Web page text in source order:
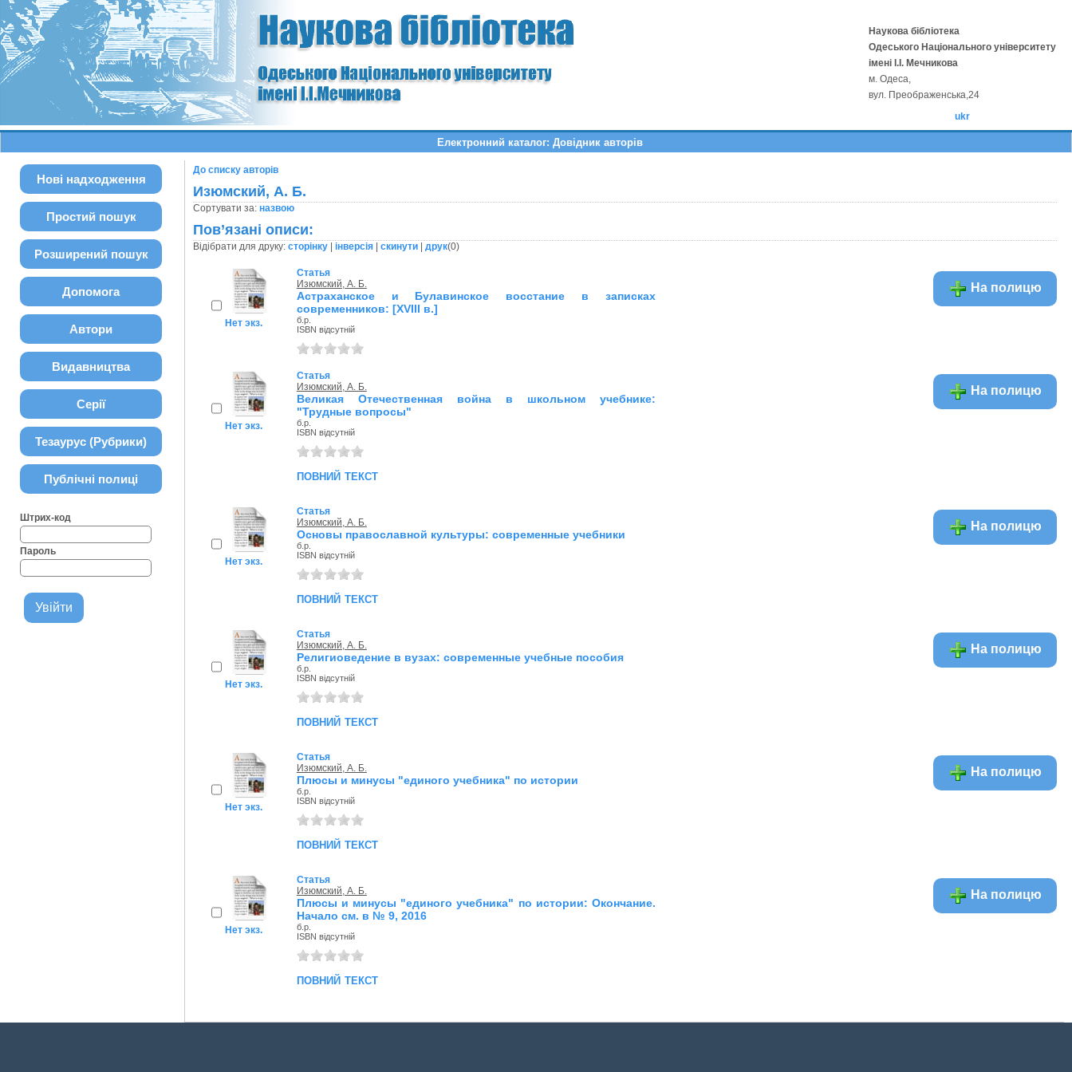
Наукова бібліотека
Одеського Національного університету
імені І.І. Мечникова
м. Одеса,
вул. Преображенська,24
ukr
Електронний каталог: Довідник авторів
Нові надходження
Простий пошук
Розширений пошук
Допомога
Автори
Видавництва
Серії
Тезаурус (Рубрики)
Публічні полиці
Штрих-код
Пароль
До списку авторів
Изюмский, А. Б.
Сортувати за: назвою
Пов’язані описи:
Відібрати для друку: сторінку| інверсія| скинути| друк(0)
Нет экз.
Статья
Изюмский, А. Б.
Астраханское и Булавинское восстание в записках
современников: [XVIII в.]
б.р.
ISBN відсутній
На полицю
Нет экз.
Статья
Изюмский, А. Б.
Великая Отечественная война в школьном учебнике:
"Трудные вопросы"
б.р.
ISBN відсутній
повний текст
На полицю
Нет экз.
Статья
Изюмский, А. Б.
Основы православной культуры: современные учебники
б.р.
ISBN відсутній
повний текст
На полицю
Нет экз.
Статья
Изюмский, А. Б.
Религиоведение в вузах: современные учебные пособия
б.р.
ISBN відсутній
повний текст
На полицю
Нет экз.
Статья
Изюмский, А. Б.
Плюсы и минусы "единого учебника" по истории
б.р.
ISBN відсутній
повний текст
На полицю
Нет экз.
Статья
Изюмский, А. Б.
Плюсы и минусы "единого учебника" по истории: Окончание.
Начало см. в № 9, 2016
б.р.
ISBN відсутній
повний текст
На полицю